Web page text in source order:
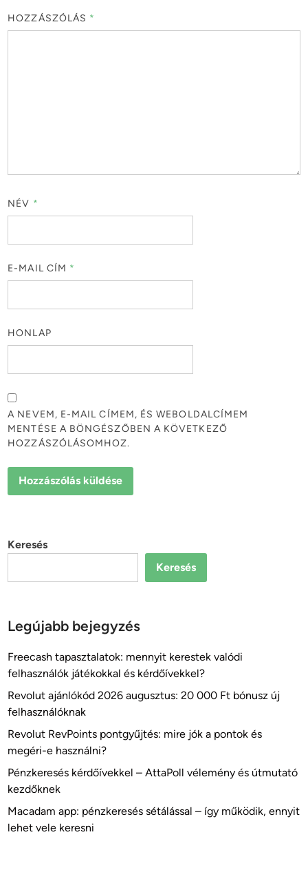
HOZZÁSZÓLÁS *
NÉV *
E-MAIL CÍM *
HONLAP
A NEVEM, E-MAIL CÍMEM, ÉS WEBOLDALCÍMEM
MENTÉSE A BÖNGÉSZŐBEN A KÖVETKEZŐ
HOZZÁSZÓLÁSOMHOZ.
Keresés
Keresés
Legújabb bejegyzés
Freecash tapasztalatok: mennyit kerestek valódi
felhasználók játékokkal és kérdőívekkel?
Revolut ajánlókód 2026 augusztus: 20 000 Ft bónusz új
felhasználóknak
Revolut RevPoints pontgyűjtés: mire jók a pontok és
megéri-e használni?
Pénzkeresés kérdőívekkel – AttaPoll vélemény és útmutató
kezdőknek
Macadam app: pénzkeresés sétálással – így működik, ennyit
lehet vele keresni